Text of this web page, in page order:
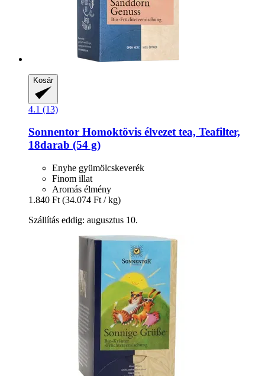
Kosár
4.1 (13)
Sonnentor Homoktövis élvezet tea, Teafilter,
18darab (54 g)
Enyhe gyümölcskeverék
Finom illat
Aromás élmény
1.840 Ft (34.074 Ft / kg)
Szállítás eddig: augusztus 10.